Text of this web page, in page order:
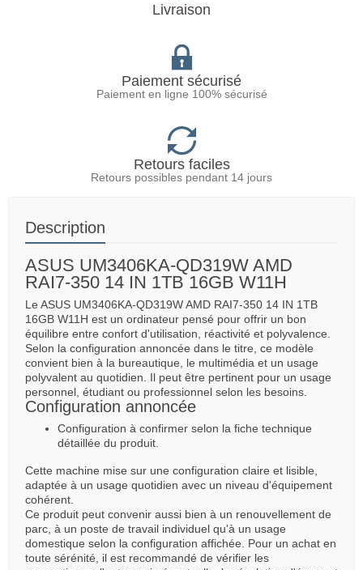
Livraison
Paiement sécurisé
Paiement en ligne 100% sécurisé
Retours faciles
Retours possibles pendant 14 jours
Description
ASUS UM3406KA-QD319W AMD
RAI7-350 14 IN 1TB 16GB W11H
Le ASUS UM3406KA-QD319W AMD RAI7-350 14 IN 1TB
16GB W11H est un ordinateur pensé pour offrir un bon
équilibre entre confort d'utilisation, réactivité et polyvalence.
Selon la configuration annoncée dans le titre, ce modèle
convient bien à la bureautique, le multimédia et un usage
polyvalent au quotidien. Il peut être pertinent pour un usage
personnel, étudiant ou professionnel selon les besoins.
Configuration annoncée
Configuration à confirmer selon la fiche technique
détaillée du produit.
Cette machine mise sur une configuration claire et lisible,
adaptée à un usage quotidien avec un niveau d'équipement
cohérent.
Ce produit peut convenir aussi bien à un renouvellement de
parc, à un poste de travail individuel qu'à un usage
domestique selon la configuration affichée. Pour un achat en
toute sérénité, il est recommandé de vérifier les